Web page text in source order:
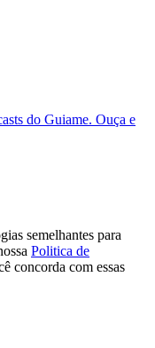
do Guiame. Ouça e
semelhantes para
Politica de
concorda com essas